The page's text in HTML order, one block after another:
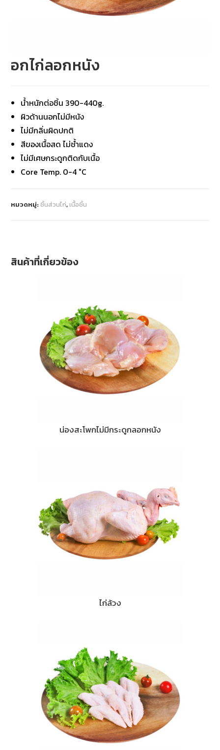
อกไก่ลอกหนัง
น้ำหนักต่อชิ้น 390-440g.
ผิวด้านนอกไม่มีหนัง
ไม่มีกลิ่นผิดปกติ
สีของเนื้อสด ไม่ช้ำแดง
ไม่มีเศษกระดูกติดกับเนื้อ
Core Temp. 0-4 °C
หมวดหมู่:ชิ้นส่วนไก่,เนื้อชิ้น
สินค้าที่เกี่ยวข้อง
น่องสะโพกไม่มีกระดูกลอกหนัง
ไก่ล้วง